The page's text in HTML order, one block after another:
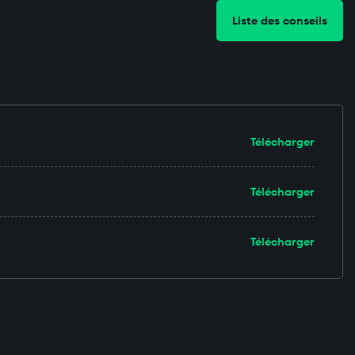
Liste des conseils
Télécharger
Télécharger
Télécharger